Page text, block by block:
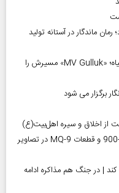
ماندگار در آستانه تولید
حمله پهپادی به کشتی ترکیه‌ای در دریای سیاه؛ «MV Gulluk» مسیرش را
برگزار می شود
قاب تازه از شکار پهپادها؛ MQ-1C، هرمس-900 و قطعات MQ-9 در تصاویر
| در جنگ هم مذاکره ادامه